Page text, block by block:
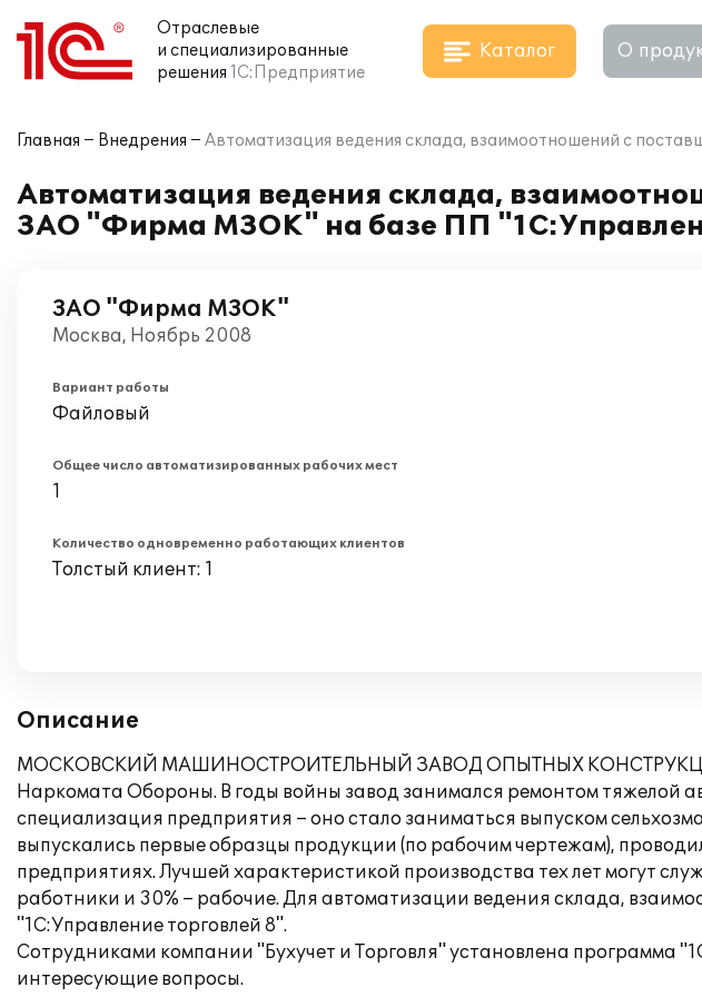
Отраслевые
и специализированные
решения 1С:Предприятие
Каталог О
Главная Внедрения Автоматизация ведения склада, взаимоотношений с
Автоматизация ведения склада,
ЗАО "Фирма МЗОК" на базе ПП
ЗАО "Фирма МЗОК"
Москва, Ноябрь 2008
Вариант работы
Файловый
Общее число автоматизированных рабочих мест
1
Количество одновременно работающих клиентов
Толстый клиент: 1
Описание
МОСКОВСКИЙ МАШИНОСТРОИТЕЛЬНЫЙ ЗАВОД ОПЫТНЫХ КОНСТРУКЦИЙ -
Наркомата Обороны. В годы войны завод занимался ремонтом тяжелой
специализация предприятия – оно стало заниматься выпуском
выпускались первые образцы продукции (по рабочим чертежам),
предприятиях. Лучшей характеристикой производства тех лет могут
работники и 30% – рабочие. Для автоматизации ведения склада,
"1С:Управление торговлей 8".
Сотрудниками компании "Бухучет и Торговля" установлена программа
интересующие вопросы.